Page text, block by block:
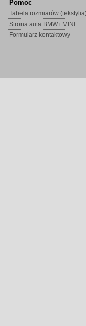
Pomoc
Tabela rozmiarów
Strona auta BMW i MINI
Formularz kontaktowy